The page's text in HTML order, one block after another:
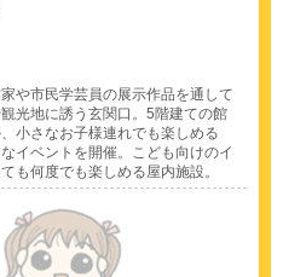
や市民学芸員の展示作品を通して
光地に誘う玄関口。5階建ての館
小さなお子様連れでも楽しめる
イベントを開催。こども向けのイ
も何度でも楽しめる屋内施設。